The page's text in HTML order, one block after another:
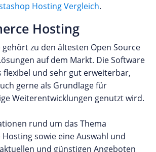
Hosting Vergleich.
Hosting
zu den ältesten Open Source
auf dem Markt. Die Software
flexibel und sehr gut erweiterbar,
gerne als Grundlage für
Weiterentwicklungen genutzt wird.
rund um das Thema
sowie eine Auswahl und
und günstigen Angeboten